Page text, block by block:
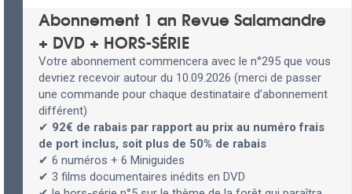
Abonnement 1 an Revue Salamandre
+ DVD + HORS-SÉRIE
Votre abonnement commencera avec le n°295 que vous
devriez recevoir autour du 10.09.2026 (merci de passer
une commande pour chaque destinataire d’abonnement
différent)
✔ 92€ de rabais par rapport au prix au numéro frais
de port inclus, soit plus de 50% de rabais
✔ 6 numéros + 6 Miniguides
✔ 3 films documentaires inédits en DVD